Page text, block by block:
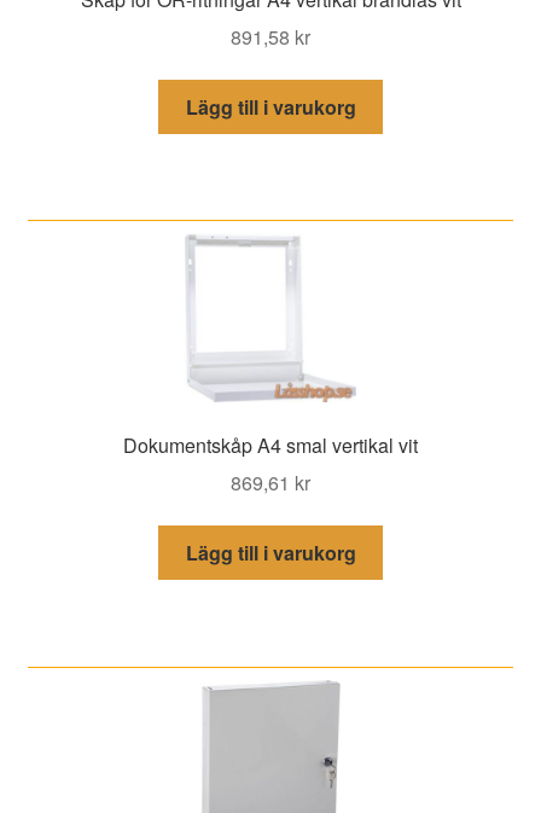
891,58 kr
Lägg till i varukorg
Dokumentskåp A4 smal vertikal vit
869,61 kr
Lägg till i varukorg